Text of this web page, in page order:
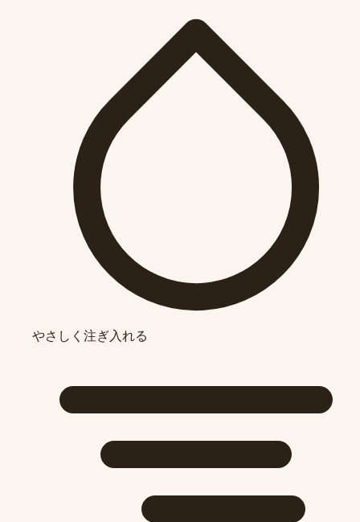
やさしく注ぎ入れる